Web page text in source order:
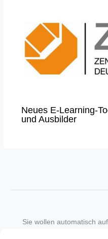
Neues E-Learning-
und Ausbilder
Sie wollen automatisch